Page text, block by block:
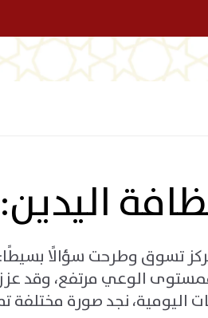
تسوق وطرحت سؤالًا بسيطًا:
اليومية، نجد صورة مختلفة